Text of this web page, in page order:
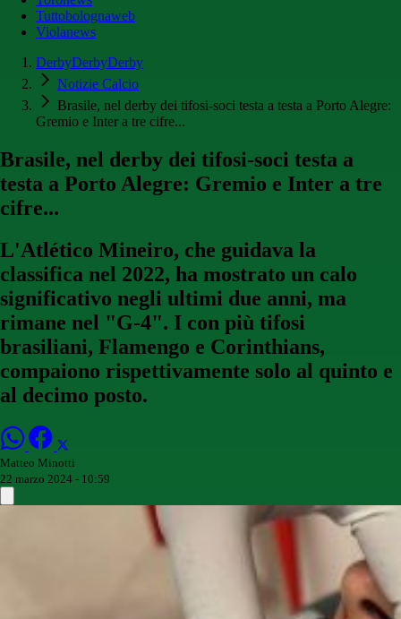
Tuttobolognaweb
Violanews
DerbyDerbyDerby
Notizie Calcio
Brasile, nel derby dei tifosi-soci testa a testa a Porto Alegre:
Gremio e Inter a tre cifre...
Brasile, nel derby dei tifosi-soci testa a
testa a Porto Alegre: Gremio e Inter a tre
cifre...
L'Atlético Mineiro, che guidava la
classifica nel 2022, ha mostrato un calo
significativo negli ultimi due anni, ma
rimane nel "G-4". I con più tifosi
brasiliani, Flamengo e Corinthians,
compaiono rispettivamente solo al quinto e
al decimo posto.
Matteo Minotti
22 marzo 2024 - 10:59